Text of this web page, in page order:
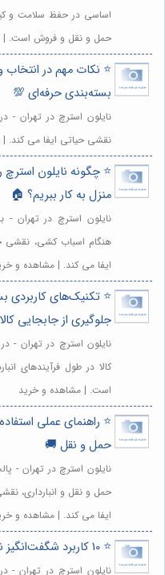
اساسی در حفظ سلامت و
حمل و نقل و فروش است. |
⭐️ نکات مهم در انتخاب
بسته‌بندی حرفه‌ای 💯
نایلون استرچ در تهران -
نقشی حیاتی ایفا می کند.
⭐️ چگونه نایلون استرچ
منزل به کار ببریم؟ 🏠
نایلون استرچ در تهران
هنگام اسباب کشی، نقشی
ایفا می کند. | مشاهده و
⭐️ تکنیک‌های کاربردی
جلوگیری از جابجایی
نایلون استرچ در تهران -
کالا در طول فرآیندهای
است. | مشاهده و خرید
⭐️ راهنمای عملی
حمل و نقل 🚚
نایلون استرچ در تهران -
حمل و نقل و انبارداری،
ایفا می کند. | مشاهده و
⭐️ 10 کاربرد شگفت‌انگیز نایلون استرچ که باید بدانید 🛍️
نایلون استرچ در تهران -